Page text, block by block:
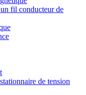
fil conducteur de
de tension